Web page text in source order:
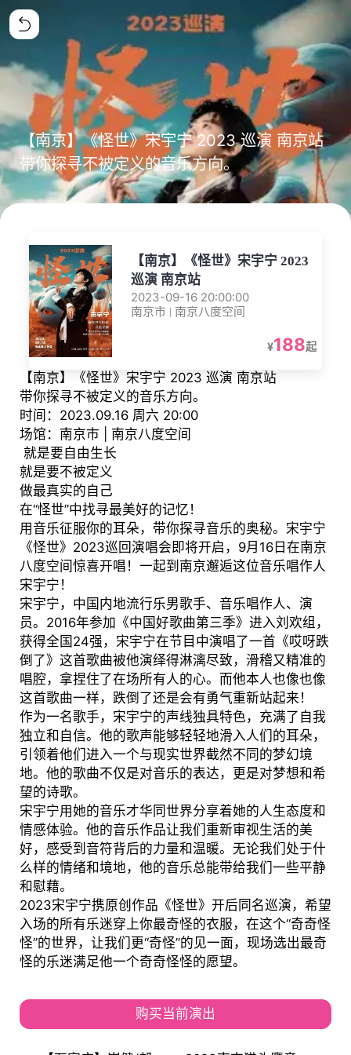
【南京】《怪世》宋宇宁 2023 巡演 南京站
带你探寻不被定义的音乐方向。
【南京】《怪世》宋宇宁 2023
巡演 南京站
2023-09-16 20:00:00
南京市 | 南京八度空间
¥188起
【南京】《怪世》宋宇宁 2023 巡演 南京站
带你探寻不被定义的音乐方向。
时间：2023.09.16 周六 20:00
场馆：南京市 | 南京八度空间
就是要自由生长
就是要不被定义
做最真实的自己
在“怪世”中找寻最美好的记忆！
用音乐征服你的耳朵，带你探寻音乐的奥秘。宋宇宁
《怪世》2023巡回演唱会即将开启，9月16日在南京
八度空间惊喜开唱！一起到南京邂逅这位音乐唱作人
宋宇宁！
宋宇宁，中国内地流行乐男歌手、音乐唱作人、演
员。2016年参加《中国好歌曲第三季》进入刘欢组，
获得全国24强，宋宇宁在节目中演唱了一首《哎呀跌
倒了》这首歌曲被他演绎得淋漓尽致，滑稽又精准的
唱腔，拿捏住了在场所有人的心。而他本人也像也像
这首歌曲一样，跌倒了还是会有勇气重新站起来！
作为一名歌手，宋宇宁的声线独具特色，充满了自我
独立和自信。他的歌声能够轻轻地滑入人们的耳朵，
引领着他们进入一个与现实世界截然不同的梦幻境
地。他的歌曲不仅是对音乐的表达，更是对梦想和希
望的诗歌。
宋宇宁用她的音乐才华同世界分享着她的人生态度和
情感体验。他的音乐作品让我们重新审视生活的美
好，感受到音符背后的力量和温暖。无论我们处于什
么样的情绪和境地，他的音乐总能带给我们一些平静
和慰藉。
2023宋宇宁携原创作品《怪世》开后同名巡演，希望
入场的所有乐迷穿上你最奇怪的衣服，在这个“奇奇怪
怪”的世界，让我们更“奇怪”的见一面，现场选出最奇
怪的乐迷满足他一个奇奇怪怪的愿望。
购买当前演出